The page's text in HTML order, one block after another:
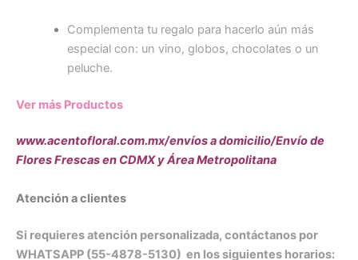
Complementa tu regalo para hacerlo aún más
especial con: un vino, globos, chocolates o un
peluche.
Ver más Productos
www.acentofloral.com.mx/envíos a domicilio/Envío de
Flores Frescas en CDMX y Área Metropolitana
Atención a clientes
Si requieres atención personalizada, contáctanos por
WHATSAPP (55-4878-5130) en los siguientes horarios: